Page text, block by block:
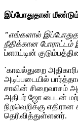
இப்போதுதான் மீண்டும்
”எங்களால்
நீதிக்கான போராட்டம்
ப்ளாய்டின்
`காவல்துறை
அடிப்படையில்
சாவின் சிறைவாசம்
அதிபர் ஜோ பைடன்
நிறவெறிக்கு
தெரிவித்துள்ளனர்.